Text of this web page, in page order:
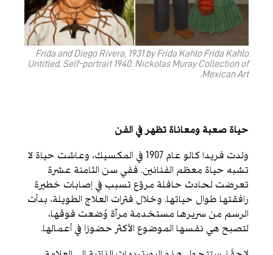
Frida and Diego Rivera, 1931 by Frida Kahlo Frida Kahlo
Untitled. Self-portrait 1940. Nickolas Muray Collection of
Mexican Art.
حياة صعبة ومعاناة تظهر في الفن
ولدت فريدا كالو عام 1907 في المكسيك، وعاشت حياة لا
تشبه حياة معظم الفنانين. ففي سن الثامنة عشرة
تعرضت لحادث حافلة مروّع تسبب في إصابات خطيرة
رافقتها طوال حياتها. وخلال فترات العلاج الطويلة، بدأت
الرسم من سريرها مستخدمة مرآة وُضعت فوقها،
لتصبح هي نفسها الموضوع الأكثر حضورًا في أعمالها.